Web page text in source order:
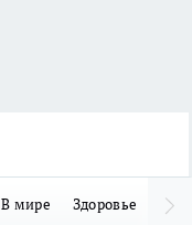
В мире Здоровье